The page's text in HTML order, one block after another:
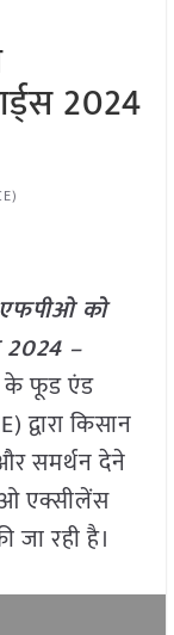
2024
एफपीओ को
–
के फूड एंड
किसान
समर्थन देने
एक्सीलेंस
रही है।